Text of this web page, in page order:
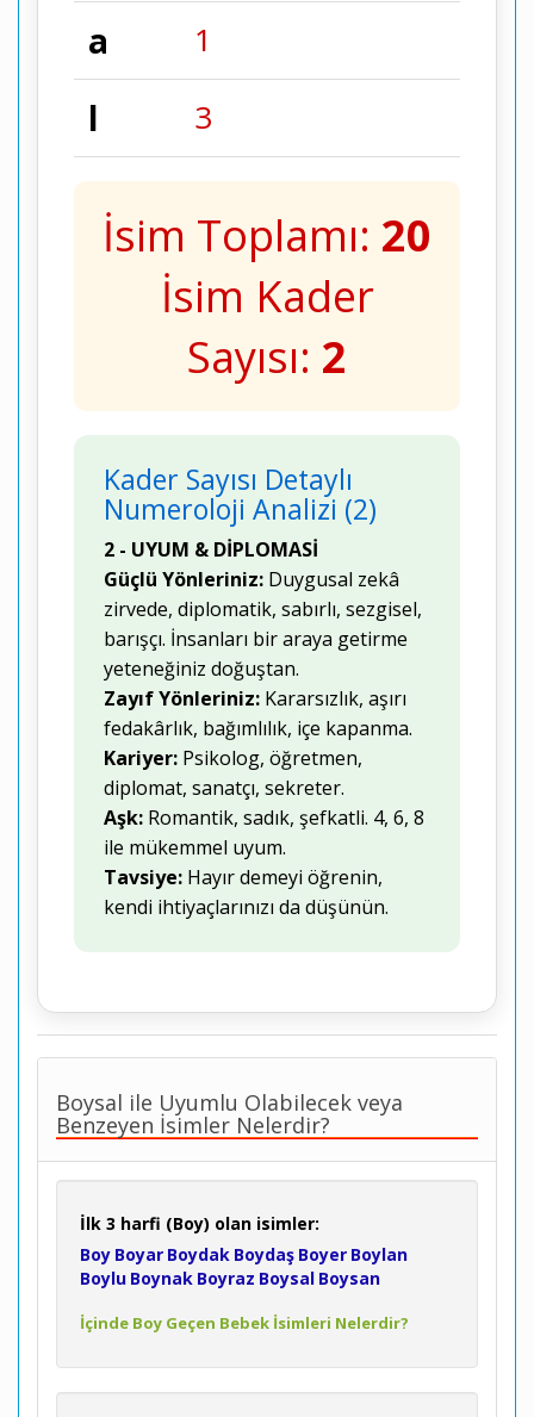
a 1
l 3
İsim Toplamı: 20
İsim Kader
Sayısı: 2
Kader Sayısı Detaylı
Numeroloji Analizi (2)
2 - UYUM & DİPLOMASİ
Güçlü Yönleriniz: Duygusal zekâ
zirvede, diplomatik, sabırlı, sezgisel,
barışçı. İnsanları bir araya getirme
yeteneğiniz doğuştan.
Zayıf Yönleriniz: Kararsızlık, aşırı
fedakârlık, bağımlılık, içe kapanma.
Kariyer: Psikolog, öğretmen,
diplomat, sanatçı, sekreter.
Aşk: Romantik, sadık, şefkatli. 4, 6, 8
ile mükemmel uyum.
Tavsiye: Hayır demeyi öğrenin,
kendi ihtiyaçlarınızı da düşünün.
Boysal ile Uyumlu Olabilecek veya
Benzeyen İsimler Nelerdir?
İlk 3 harfi (Boy) olan isimler:
Boy Boyar Boydak Boydaş Boyer Boylan
Boylu Boynak Boyraz Boysal Boysan
İçinde Boy Geçen Bebek İsimleri Nelerdir?